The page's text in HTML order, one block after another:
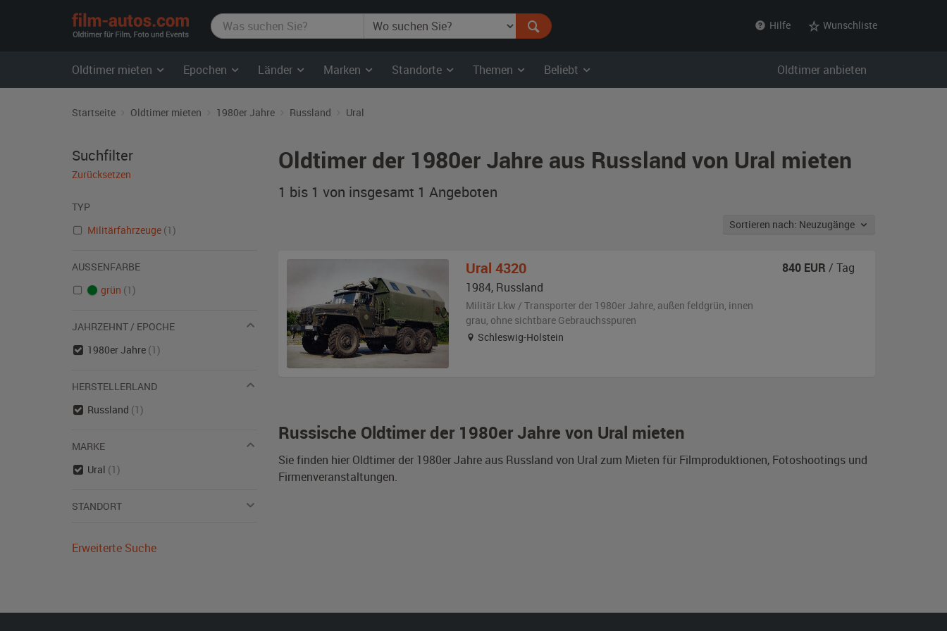
film-
autos.com
Hilfe Wunschliste
Oldtimer mieten Epochen Länder Marken Standorte Themen Beliebt Oldtimer anbieten
Startseite Oldtimer mieten 1980er Jahre Russland Ural
Oldtimer der 1980er Jahre aus Russland von Ural mieten
1 bis 1 von insgesamt 1 Angeboten
Sortieren nach: Neuzugänge
Russische Oldtimer der 1980er Jahre von Ural mieten
Sie finden hier Oldtimer der 1980er Jahre aus Russland von Ural zum Mieten für Filmproduktionen, Fotoshootings und
Firmenveranstaltungen.
Ural 4320
1984, Russland
Militär Lkw / Transporter der 1980er Jahre, außen feldgrün, innen
grau, ohne sichtbare Gebrauchsspuren
Schleswig-Holstein
840 EUR / Tag
Suchfilter
Zurücksetzen
TYP
Militärfahrzeuge (1)
AUSSENFARBE
grün (1)
JAHRZEHNT / EPOCHE
1980er Jahre (1)
HERSTELLERLAND
Russland (1)
MARKE
Ural (1)
STANDORT
Erweiterte Suche